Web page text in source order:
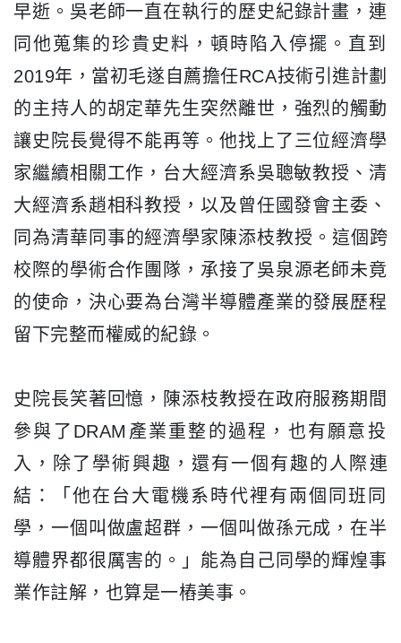
早逝。 吳老師一直在執行的歷史紀錄計畫，連
同他蒐集的珍貴史料， 頓時陷入停擺。直到
2019年， 當初毛遂自薦擔任RCA技術引進計劃
的主持人的胡定華先生突然離世，強烈的觸動
讓史院長覺得不能再等。 他找上了三位經濟學
家繼續相關工作，台大經濟系吳聰敏教授、清
大經濟系趙相科教授，以及曾任國發會主委、
同為清華同事的經濟學家陳添枝教授。這個跨
校際的學術合作團隊， 承接了吳泉源老師未竟
的使命， 決心要為台灣半導體產業的發展歷程
留下完整而權威的紀錄。
史院長笑著回憶， 陳添枝教授在政府服務期間
參與了DRAM產業重整的過程， 也有願意投
入，除了學術興趣，還有一個有趣的人際連
結：「 他在台大電機系時代裡有兩個同班同
學，一個叫做盧超群， 一個叫做孫元成，在半
導體界都很厲害的。」 能為自己同學的輝煌事
業作註解，也算是一樁美事。